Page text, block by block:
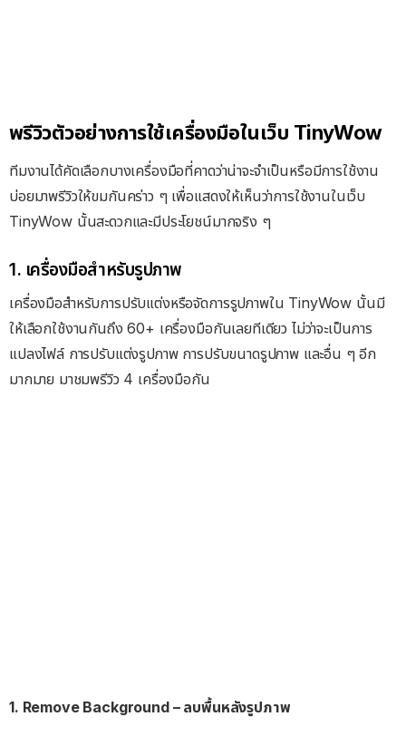
พรีวิวตัวอย่างการใช้เครื่องมือในเว็บ TinyWow
ทีมงานได้คัดเลือกบางเครื่องมือที่คาดว่าน่าจะจำเป็นหรือมีการใช้งาน
บ่อยมาพรีวิวให้ขมกันคร่าว ๆ เพื่อแสดงให้เห็นว่าการใช้งานในเว็บ
TinyWow นั้นสะดวกและมีประโยชน์มากจริง ๆ
1. เครื่องมือสำหรับรูปภาพ
เครื่องมือสำหรับการปรับแต่งหรือจัดการรูปภาพใน TinyWow นั้นมี
ให้เลือกใช้งานกันถึง 60+ เครื่องมือกันเลยทีเดียว ไม่ว่าจะเป็นการ
แปลงไฟล์ การปรับแต่งรูปภาพ การปรับขนาดรูปภาพ และอื่น ๆ อีก
มากมาย มาชมพรีวิว 4 เครื่องมือกัน
1. Remove Background – ลบพื้นหลังรูปภาพ